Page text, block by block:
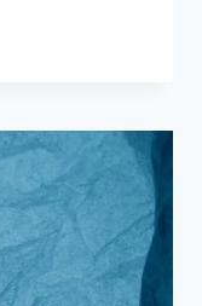
sucht: